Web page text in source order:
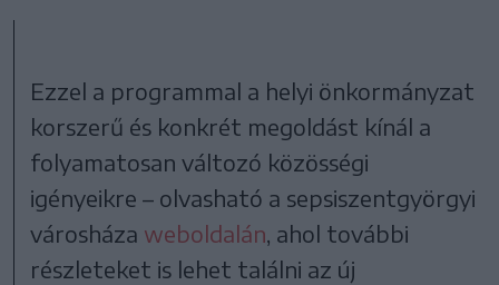
Ezzel a programmal a helyi önkormányzat
korszerű és konkrét megoldást kínál a
folyamatosan változó közösségi
igényeikre – olvasható a sepsiszentgyörgyi
városháza weboldalán, ahol további
részleteket is lehet találni az új